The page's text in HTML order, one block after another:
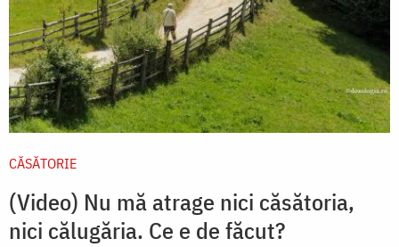
CĂSĂTORIE
(Video) Nu mă atrage nici căsătoria,
nici călugăria. Ce e de făcut?